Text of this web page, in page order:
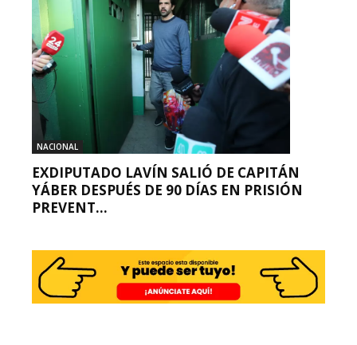
NACIONAL
EXDIPUTADO LAVÍN SALIÓ DE CAPITÁN
YÁBER DESPUÉS DE 90 DÍAS EN PRISIÓN
PREVENT...